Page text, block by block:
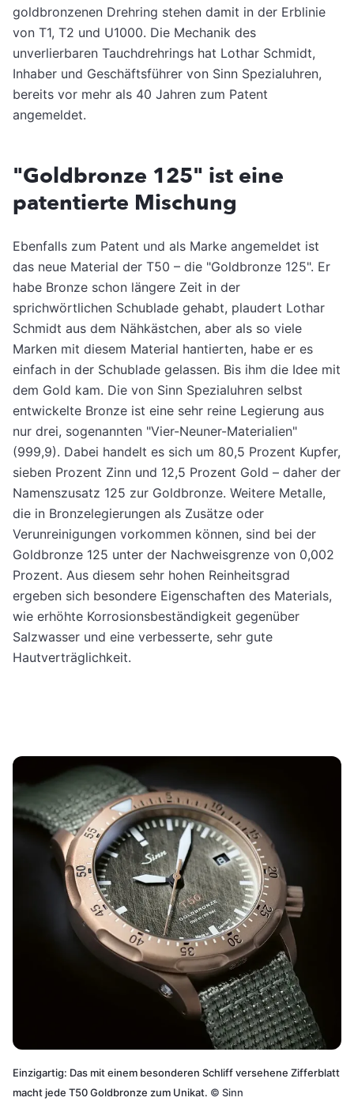
goldbronzenen Drehring stehen damit in der Erblinie
von T1, T2 und U1000. Die Mechanik des
unverlierbaren Tauchdrehrings hat Lothar Schmidt,
Inhaber und Geschäftsführer von Sinn Spezialuhren,
bereits vor mehr als 40 Jahren zum Patent
angemeldet.
"Goldbronze 125" ist eine
patentierte Mischung
Ebenfalls zum Patent und als Marke angemeldet ist
das neue Material der T50 – die "Goldbronze 125". Er
habe Bronze schon längere Zeit in der
sprichwörtlichen Schublade gehabt, plaudert Lothar
Schmidt aus dem Nähkästchen, aber als so viele
Marken mit diesem Material hantierten, habe er es
einfach in der Schublade gelassen. Bis ihm die Idee mit
dem Gold kam. Die von Sinn Spezialuhren selbst
entwickelte Bronze ist eine sehr reine Legierung aus
nur drei, sogenannten "Vier-Neuner-Materialien"
(999,9). Dabei handelt es sich um 80,5 Prozent Kupfer,
sieben Prozent Zinn und 12,5 Prozent Gold – daher der
Namenszusatz 125 zur Goldbronze. Weitere Metalle,
die in Bronzelegierungen als Zusätze oder
Verunreinigungen vorkommen können, sind bei der
Goldbronze 125 unter der Nachweisgrenze von 0,002
Prozent. Aus diesem sehr hohen Reinheitsgrad
ergeben sich besondere Eigenschaften des Materials,
wie erhöhte Korrosionsbeständigkeit gegenüber
Salzwasser und eine verbesserte, sehr gute
Hautverträglichkeit.
Einzigartig: Das mit einem besonderen Schliff versehene Zifferblatt
macht jede T50 Goldbronze zum Unikat. © Sinn